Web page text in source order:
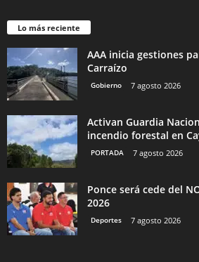
Lo más reciente
AAA inicia gestiones
Carraízo
Gobierno 7 agosto 2026
Activan Guardia
incendio forestal en
PORTADA 7 agosto 2026
Ponce será cede del
2026
Deportes 7 agosto 2026